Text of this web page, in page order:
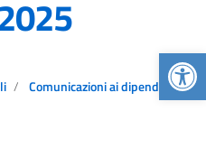
Comunicazioni ai dipendenti